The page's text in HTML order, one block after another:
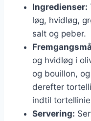
Ingredienser:
løg, hvidløg,
salt og peber.
og hvidløg i
og bouillon,
derefter
indtil
Servering: